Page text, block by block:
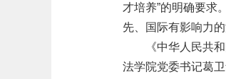
才培养”的明确要求
先、国际有影响力
《中华人民共
法学院党委书记葛